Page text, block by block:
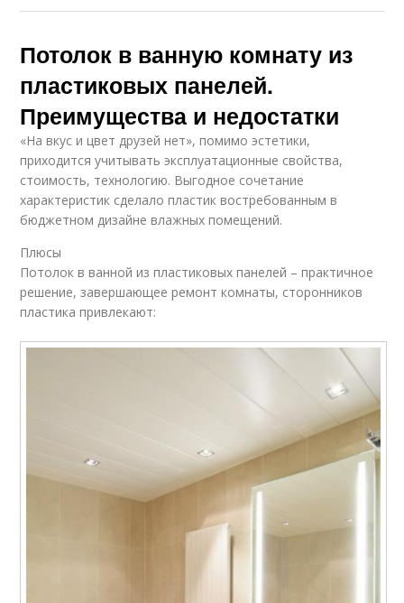
Потолок в ванную комнату из
пластиковых панелей.
Преимущества и недостатки
«На вкус и цвет друзей нет», помимо эстетики,
приходится учитывать эксплуатационные свойства,
стоимость, технологию. Выгодное сочетание
характеристик сделало пластик востребованным в
бюджетном дизайне влажных помещений.
Плюсы
Потолок в ванной из пластиковых панелей – практичное
решение, завершающее ремонт комнаты, сторонников
пластика привлекают: